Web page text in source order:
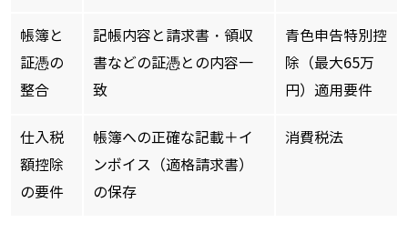
帳簿と
証憑の
整合
記帳内容と請求書・領収
書などの証憑との内容一
致
青色申告特別控
除（最大65万
円）適用要件
仕入税
額控除
の要件
帳簿への正確な記載＋イ
ンボイス（適格請求書）
の保存
消費税法